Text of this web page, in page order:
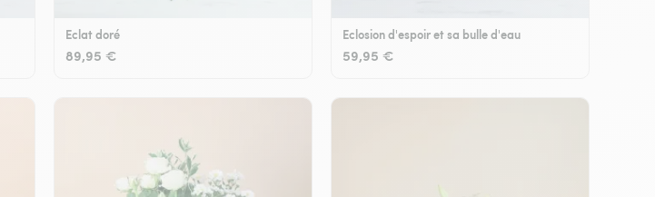
Eclat doré
89,95 €
Eclosion d'espoir et sa bulle d'eau
59,95 €